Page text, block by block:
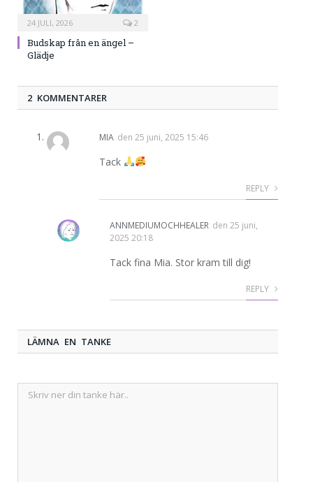
24 JULI, 2026 2
Budskap från en ängel –
Glädje
2 KOMMENTARER
MIA den 25 juni, 2025 15:46
Tack
REPLY
ANNMEDIUMOCHHEALER den 25 juni,
2025 20:18
Tack fina Mia. Stor kram till dig!
REPLY
LÄMNA EN TANKE